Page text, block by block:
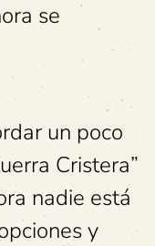
se
un poco
Cristera”
nadie está
y